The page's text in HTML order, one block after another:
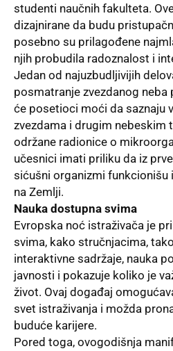
studenti naučnih fakulteta.
dizajnirane da budu
posebno su prilagođene
njih probudila radoznalost i
Jedan od najuzbudljivijih
posmatranje zvezdanog
će posetioci moći da saznaju
zvezdama i drugim nebeskim
održane radionice o
učesnici imati priliku da iz
sićušni organizmi funkcionišu
na Zemlji.
Nauka dostupna svima
Evropska noć istraživača je
svima, kako stručnjacima,
interaktivne sadržaje, nauka
javnosti i pokazuje koliko je
život. Ovaj događaj
svet istraživanja i možda
buduće karijere.
Pored toga, ovogodišnja